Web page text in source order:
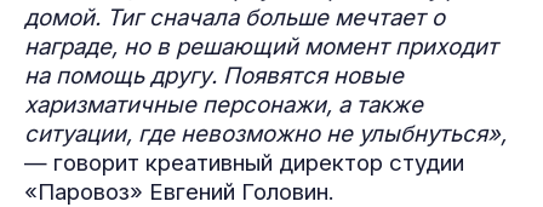
домой. Тиг сначала больше мечтает о
награде, но в решающий момент приходит
на помощь другу. Появятся новые
харизматичные персонажи, а также
ситуации, где невозможно не улыбнуться»,
— говорит креативный директор студии
«Паровоз» Евгений Головин.